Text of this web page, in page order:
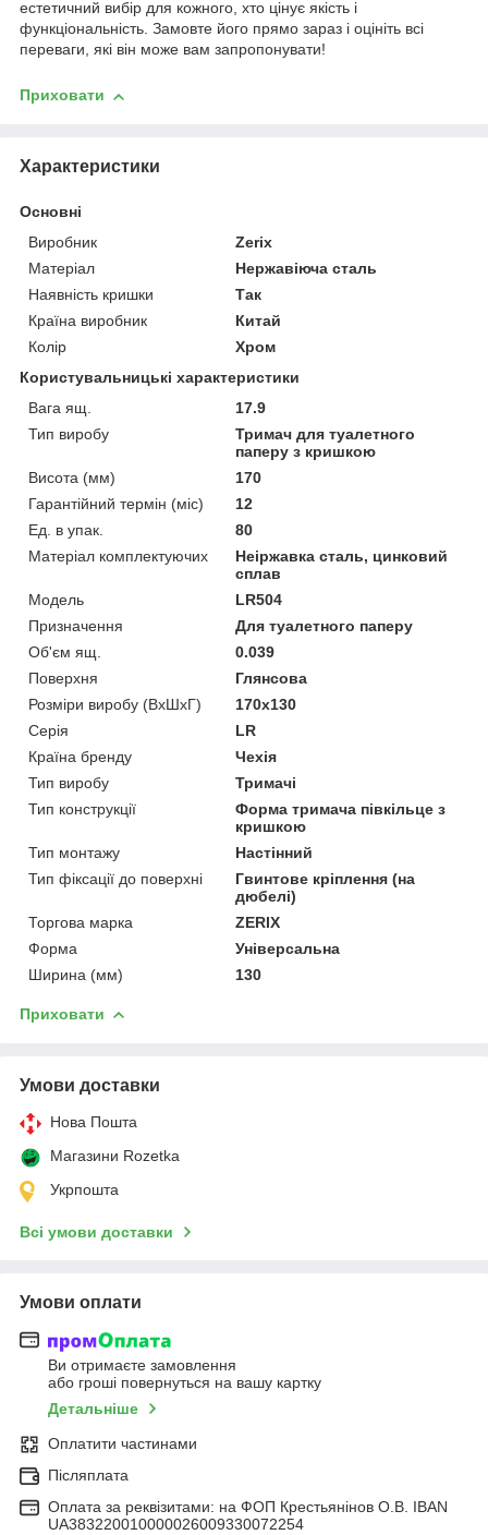
естетичний вибір для кожного, хто цінує якість і
функціональність. Замовте його прямо зараз і оцініть всі
переваги, які він може вам запропонувати!
Приховати
Характеристики
Основні
Виробник
Zerix
Матеріал
Нержавіюча сталь
Наявність кришки
Так
Країна виробник
Китай
Колір
Хром
Користувальницькі характеристики
Вага ящ.
17.9
Тип виробу
Тримач для туалетного
паперу з кришкою
Висота (мм)
170
Гарантійний термін (міс)
12
Ед. в упак.
80
Матеріал комплектуючих
Неіржавка сталь, цинковий
сплав
Мoдель
LR504
Призначення
Для туалетного паперу
Об'єм ящ.
0.039
Поверхня
Глянсова
Розміри виробу (ВхШхГ)
170x130
Серія
LR
Країна бренду
Чехія
Тип виробу
Тримачі
Тип конструкції
Форма тримача півкільце з
кришкою
Тип монтажу
Настінний
Тип фіксації до поверхні
Гвинтове кріплення (на
дюбелі)
Торгова марка
ZERIX
Форма
Універсальна
Ширина (мм)
130
Приховати
Умови доставки
Нова Пошта
Магазини Rozetka
Укрпошта
Всі умови доставки
Умови оплати
Ви отримаєте замовлення
або гроші повернуться на вашу картку
Детальніше
Оплатити частинами
Післяплата
Оплата за реквізитами: на ФОП Крестьянінов О.В. IBAN
UA383220010000026009330072254